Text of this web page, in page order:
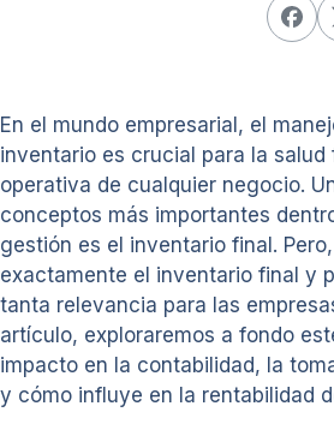
En el mundo empresarial, el
inventario es crucial para la salud
operativa de cualquier negocio.
conceptos más importantes
gestión es el inventario final.
exactamente el inventario final y
tanta relevancia para las
artículo, exploraremos a fondo
impacto en la contabilidad, la
y cómo influye en la rentabilidad